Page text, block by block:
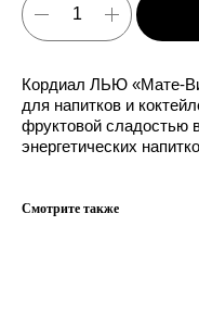
Кордиал ЛЬЮ «Мате-
для напитков и
фруктовой сладостью
энергетических
Смотрите также